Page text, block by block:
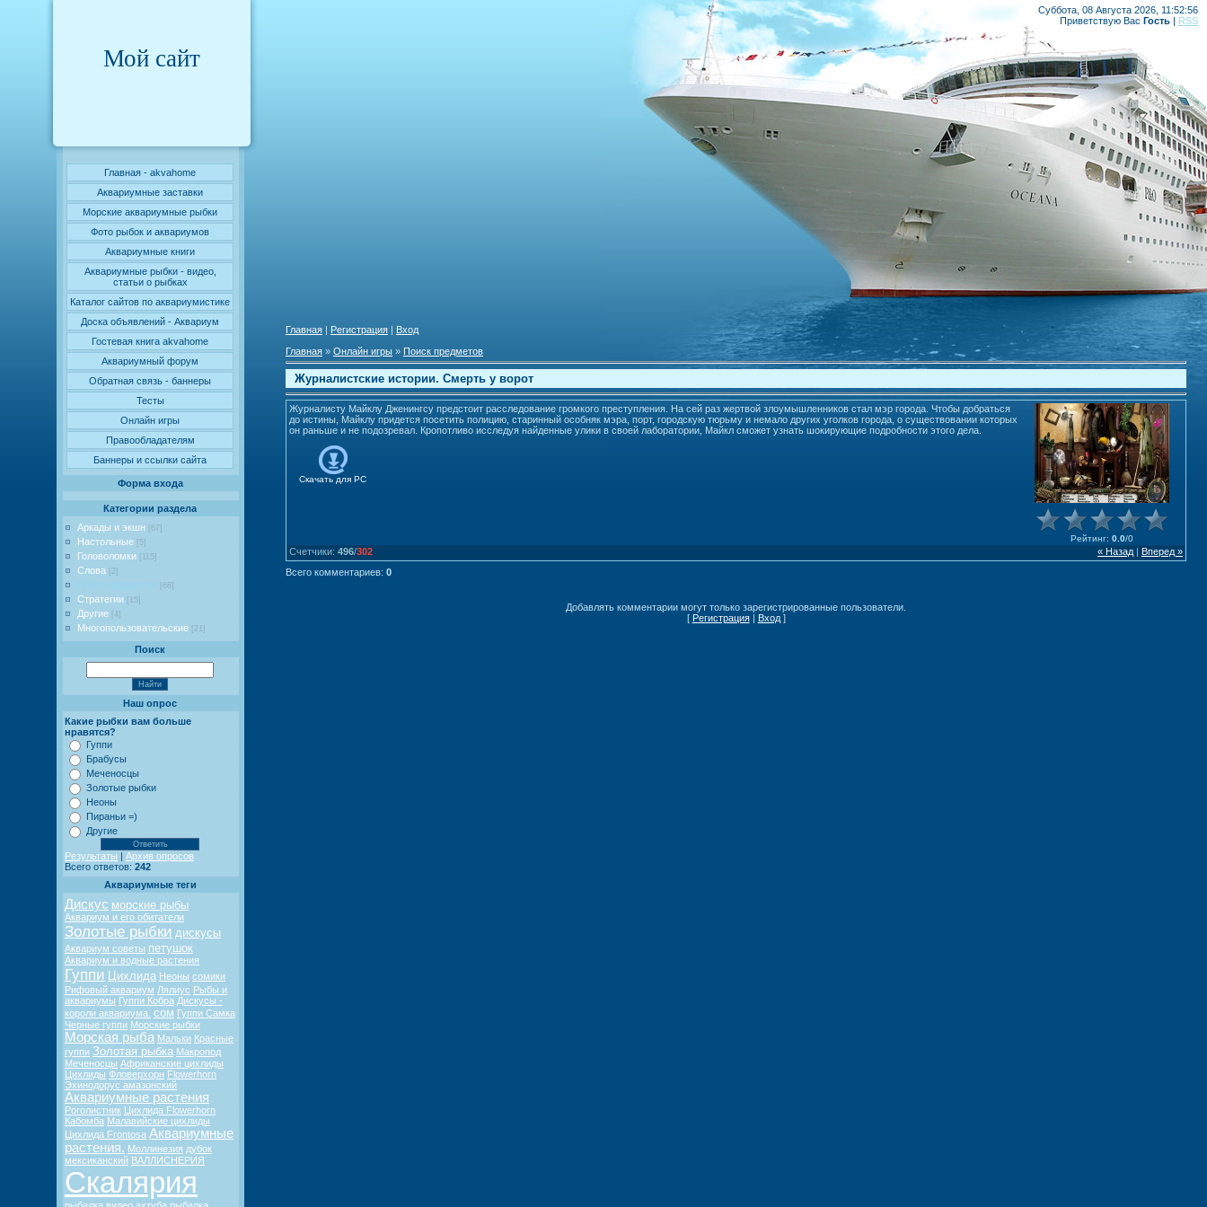
Мой сайт
Главная - akvahome
Аквариумные заставки
Морские аквариумные рыбки
Фото рыбок и аквариумов
Аквариумные книги
Аквариумные рыбки - видео,
статьи о рыбках
Каталог сайтов по аквариумистике
Доска объявлений - Аквариум
Гостевая книга akvahome
Аквариумный форум
Обратная связь - баннеры
Тесты
Онлайн игры
Правообладателям
Баннеры и ссылки сайта
Форма входа
Категории раздела
Аркады и экшн
[67]
Настольные [5]
Головоломки [115]
Слова [2]
[68]
Стратегии [15]
Другие [4]
Многопользовательские [21]
Поиск
Наш опрос
Какие рыбки вам больше
нравятся?
Гуппи
Брабусы
Меченосцы
Золотые рыбки
Неоны
Пираньи =)
Другие
Результаты | Архив опросов
Всего ответов: 242
Аквариумные теги
Дискус морские рыбы
Аквариум и его обитатели
Золотые рыбки дискусы
Аквариум советы петушок
Аквариум и водные растения
Гуппи Цихлида Неоны сомики
Рифовый аквариум Лялиус Рыбы и
аквариумы Гуппи Кобра Дискусы -
короли аквариума. сом Гуппи Самка
Черные гуппи Морские рыбки
Морская рыба Мальки Красные
гуппи Золотая рыбка Макропод
Меченосцы Африканские цихлиды
Цихлиды Фловерхорн Flowerhorn
Эхинодорус амазонский
Аквариумные растения
Роголистник Цихлида Flowerhorn
Кабомба Малавийские цихлиды
Цихлида Frontosa Аквариумные
растения. Моллинезия дубок
мексиканский ВАЛЛИСНЕРИЯ
Скалярия
Суббота, 08 Августа 2026, 11:52:56
Приветствую Вас Гость | RSS
Главная | Регистрация | Вход
Главная » Онлайн игры » Поиск предметов
Журналистские истории. Смерть у ворот
Журналисту Майклу Дженингсу предстоит расследование громкого преступления. На сей раз жертвой злоумышленников стал мэр города. Чтобы добраться
до истины, Майклу придется посетить полицию, старинный особняк мэра, порт, городскую тюрьму и немало других уголков города, о существовании которых
он раньше и не подозревал. Кропотливо исследуя найденные улики в своей лаборатории, Майкл сможет узнать шокирующие подробности этого дела.
Скачать для PC
Рейтинг: 0.0/0
« Назад Вперед »
Счетчики: 496/302
Всего комментариев: 0
Добавлять комментарии могут только зарегистрированные пользователи.
[ Регистрация| Вход]